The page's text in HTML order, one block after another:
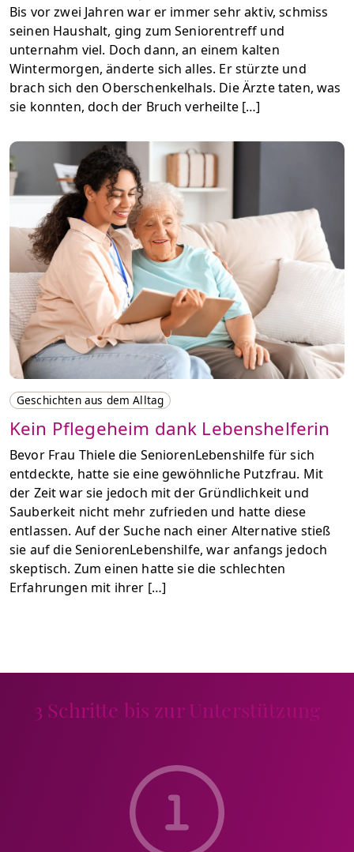
Bis vor zwei Jahren war er immer sehr aktiv, schmiss
seinen Haushalt, ging zum Seniorentreff und
unternahm viel. Doch dann, an einem kalten
Wintermorgen, änderte sich alles. Er stürzte und
brach sich den Oberschenkelhals. Die Ärzte taten, was
sie konnten, doch der Bruch verheilte […]
Geschichten aus dem Alltag
Kein Pflegeheim dank Lebenshelferin
Bevor Frau Thiele die SeniorenLebenshilfe für sich
entdeckte, hatte sie eine gewöhnliche Putzfrau. Mit
der Zeit war sie jedoch mit der Gründlichkeit und
Sauberkeit nicht mehr zufrieden und hatte diese
entlassen. Auf der Suche nach einer Alternative stieß
sie auf die SeniorenLebenshilfe, war anfangs jedoch
skeptisch. Zum einen hatte sie die schlechten
Erfahrungen mit ihrer […]
3 Schritte bis zur Unterstützung